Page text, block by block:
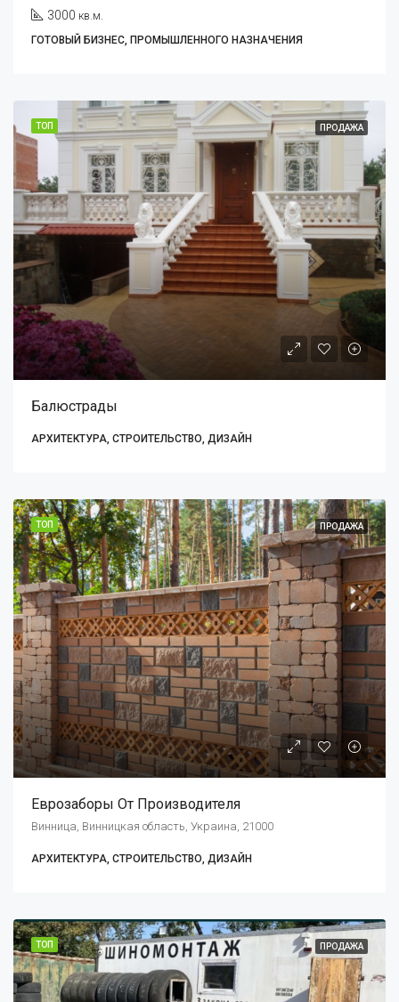
3000 кв.м.
ГОТОВЫЙ БИЗНЕС, ПРОМЫШЛЕННОГО НАЗНАЧЕНИЯ
ТОП ПРОДАЖА
Балюстрады
АРХИТЕКТУРА, СТРОИТЕЛЬСТВО, ДИЗАЙН
ТОП ПРОДАЖА
Еврозаборы От Производителя
Винница, Винницкая область, Украина, 21000
АРХИТЕКТУРА, СТРОИТЕЛЬСТВО, ДИЗАЙН
ТОП ПРОДАЖА